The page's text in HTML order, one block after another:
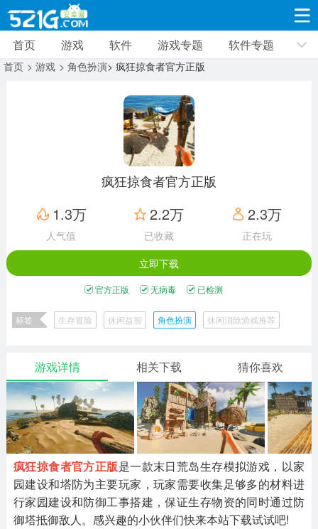
游戏 软件 游戏专题 软件专题 新闻资讯
8693款应用
动作闯关
12967款应用
赛车竞速
3632款应用
卡牌对战
2052款应用
体育运动
1280款应用
手游辅助
1959款应用
二次元
模拟经营
传奇手游
仙侠手游
485款应用
手赚网赚
446款应用
绝地求生
34款应用
三国游戏
3934款应用
我的世界
69款应用
像素游戏
700款应用
其他
982款应用
末日游戏
1407款应用
pc游戏
3450款应用
首页 游戏 软件 游戏专题 软件专题
首页 > 游戏 > 角色扮演> 疯狂掠食者官方正版
疯狂掠食者官方正版
1.3万
人气值
2.2万
已收藏
2.3万
正在玩
立即下载
官方正版 无病毒 已检测
标签 生存冒险 休闲益智 角色扮演 休闲消除游戏推荐
游戏详情 相关下载 猜你喜欢
疯狂掠食者官方正版是一款末日荒岛生存模拟游戏，以家
园建设和塔防为主要玩家，玩家需要收集足够多的材料进
行家园建设和防御工事搭建，保证生存物资的同时通过防
御塔抵御敌人。感兴趣的小伙伴们快来本站下载试试吧!